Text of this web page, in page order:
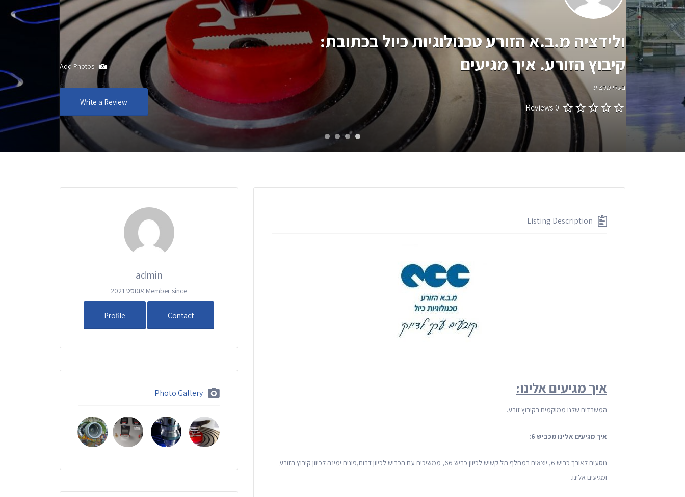
ולידציה מ.ב.א הזורע טכנולוגיות כיול בכתובת:
קיבוץ הזורע. איך מגיעים
בעלי מקצוע
0 Reviews
Write a Review
Listing Description
איך מגיעים אלינו:
המשרדים שלנו ממוקמים בקיבוץ זורע.
איך מגיעים אלינו מכביש 6:
נוסעים לאורך כביש 6, יוצאים במחלף תל קשיש לכיוון כביש 66, ממשיכים עם הכביש לכיוון דרום,פונים ימינה לכיוון קיבוץ הזורע
ומגיעים אלינו.
admin
Member since אוגוסט 2021
Contact
Profile
Photo Gallery